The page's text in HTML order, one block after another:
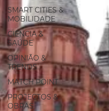
SMART CITIES &
MOBILIDADE
CIÊNCIA &
SAÚDE
OPINIÃO &
TRENDS
MATCH POINT
PROJECTOS &
OBRAS